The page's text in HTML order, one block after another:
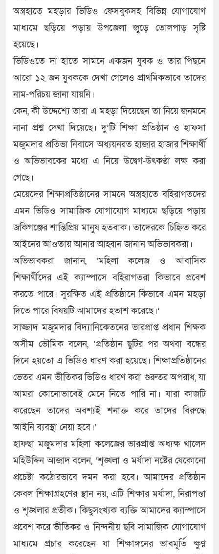
অস্ত্রহাতে মহড়ার ভিডিও ফেসবুকসহ বিভিন্ন যোগাযোগ
মাধ্যমে ছড়িয়ে পড়ায় উপজেলা জুড়ে তোলপাড় সৃষ্টি
হয়েছে।
ভিডিওতে দা হাতে সামনে একজন যুবক ও তার পিছনে
আরো ১২ জন যুবককে দেখা গেলেও প্রাথমিকভাবে তাদের
নাম-পরিচয় জানা যায়নি।
কেন, কী উদ্দেশ্যে তারা এ মহড়া দিয়েছেন তা নিয়ে জনমনে
নানা প্রশ্ন দেখা দিয়েছে। দু’টি শিক্ষা প্রতিষ্ঠান ও হাফসা
মজুমদার প্রতিভা নিবাসে অধ্যয়নরত হাজার হাজার শিক্ষার্থী
ও অভিভাবকের মধ্যে এ নিয়ে উদ্বেগ-উৎকণ্ঠা লক্ষ করা
গেছে।
মেয়েদের শিক্ষাপ্রতিষ্ঠানের সামনে অস্ত্রহাতে বহিরাগতদের
এমন ভিডিও সামাজিক যোগাযোগ মাধ্যমে ছড়িয়ে পড়ায়
জকিগঞ্জের শান্তিপ্রিয় মানুষ হতবাক। তাদেরকে চিহ্নিত করে
আইনের আওতায় আনার আহ্বান জানান অভিভাবকরা।
অভিভাবকরা জানান, ‘মহিলা কলেজ ও আবাসিক
শিক্ষার্থীদের এই ক্যাম্পাসে বহিরাগতরা কিভাবে প্রবেশ
করতে পারে। সুরক্ষিত এই প্রতিষ্ঠানে কিভাবে এমন মহড়া
দিতে পারে বিষয়টি আমাদের হতাশ করেছে।’
সাজ্জাদ মজুমদার বিদ্যানিকেতনের ভারপ্রাপ্ত প্রধান শিক্ষক
অসীম ভৌমিক বলেন, ‘প্রতিষ্ঠান ছুটির পর অথবা বন্ধের
দিনে হয়তো এ ভিডিও ধারণ করা হয়েছে। শিক্ষাপ্রতিষ্ঠানের
ভেতর এমন ভীতিকর ভিডিও ধারণ করা গুরুতর অপরাধ, যা
আমরা কোনোভাবেই মেনে নিতে পারি না। যারা কাজটি
করেছেন তাদের অবশ্যই শনাক্ত করে তাদের বিরুদ্ধে
আইনি ব্যবস্থা নেয়া হবে।’
হাফছা মজুমদার মহিলা কলেজের ভারপ্রাপ্ত অধ্যক্ষ খালেদ
মহিউদ্দিন আজাদ বলেন, ‘শৃঙ্খলা ও মর্যাদা নষ্টের যেকোনো
প্রচেষ্টা কঠোরভাবে দমন করা হবে। আমাদের প্রতিষ্ঠান
কেবল শিক্ষাগ্রহণের স্থান নয়, এটি শিক্ষার মর্যাদা, নিরাপত্তা
ও শৃঙ্খলার প্রতীক। কিছুসংখ্যক ব্যক্তি আমাদের ক্যাম্পাসে
প্রবেশ করে ভীতিকর ও নিন্দনীয় ছবি সামাজিক যোগাযোগ
মাধ্যমে প্রচার করেছেন যা শিক্ষাঙ্গনের ভাবমূর্তি ক্ষুণ্ণ